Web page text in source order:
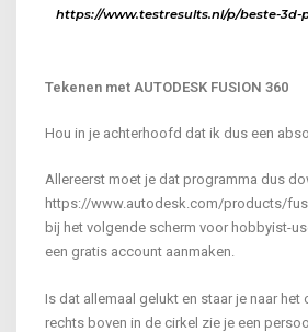
https://www.testresults.nl/p/beste-
Tekenen met AUTODESK FUSION 360
Hou in je achterhoofd dat ik dus een
Allereerst moet je dat programma dus
https://www.autodesk.com/products/
bij het volgende scherm voor hobbyist-
een gratis account aanmaken.
Is dat allemaal gelukt en staar je naar het
rechts boven in de cirkel zie je een